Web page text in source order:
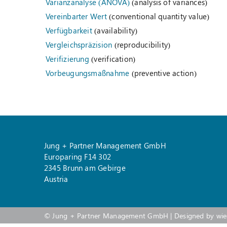
Varianzanalyse (ANOVA)(analysis of variances)
Vereinbarter Wert(conventional quantity value)
Verfügbarkeit(availability)
Vergleichspräzision (reproducibility)
Verifizierung (verification)
Vorbeugungsmaßnahme (preventive action)
Jung + Partner Management GmbH
Europaring F14 302
2345 Brunn am Gebirge
Austria
©Jung + Partner Management GmbH | Designed by